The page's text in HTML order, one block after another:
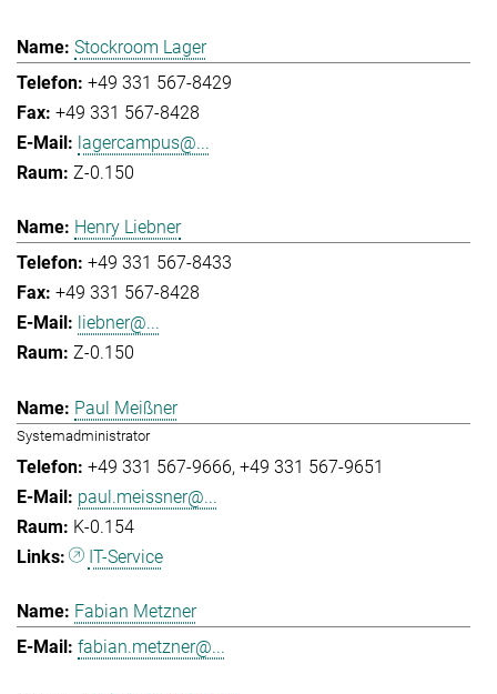
Stockroom Lager
+49 331 567-8429
+49 331 567-8428
lagercampus@...
Z-0.150
Henry Liebner
+49 331 567-8433
+49 331 567-8428
liebner@...
Z-0.150
Paul Meißner
Systemadministrator
+49 331 567-9666 +49 331 567-9651
paul.meissner@...
K-0.154
IT-Service
Fabian Metzner
fabian.metzner@...